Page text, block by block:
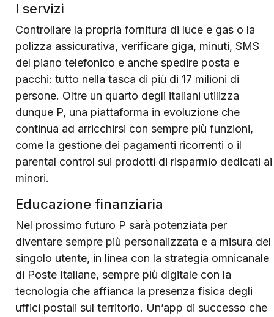
I servizi
Controllare la propria fornitura di luce e gas o la
polizza assicurativa, verificare giga, minuti, SMS
del piano telefonico e anche spedire posta e
pacchi: tutto nella tasca di più di 17 milioni di
persone. Oltre un quarto degli italiani utilizza
dunque P, una piattaforma in evoluzione che
continua ad arricchirsi con sempre più funzioni,
come la gestione dei pagamenti ricorrenti o il
parental control sui prodotti di risparmio dedicati ai
minori.
Educazione finanziaria
Nel prossimo futuro P sarà potenziata per
diventare sempre più personalizzata e a misura del
singolo utente, in linea con la strategia omnicanale
di Poste Italiane, sempre più digitale con la
tecnologia che affianca la presenza fisica degli
uffici postali sul territorio. Un’app di successo che